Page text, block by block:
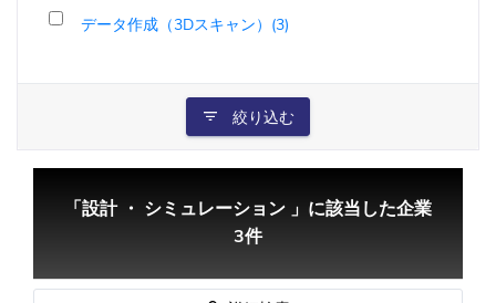
データ作成（3Dスキャン）(3)
絞り込む
「設計 ・ シミュレーション 」に該当した企業
3件